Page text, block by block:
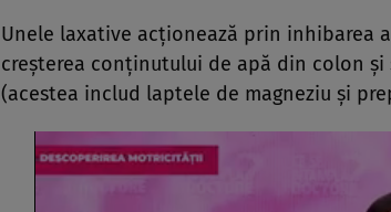
Unele laxative acţionează prin inhibarea
creşterea conţinutului de apă din colon
(acestea includ laptele de magneziu şi